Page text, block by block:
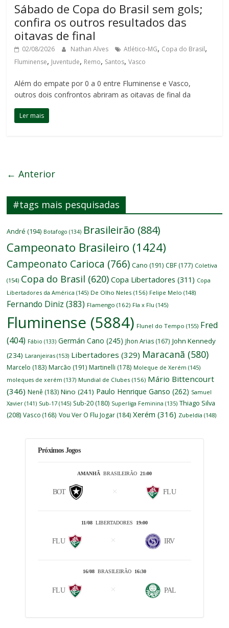
Sábado de Copa do Brasil sem gols;
confira os outros resultados das
oitavas de final
02/08/2026 Nathan Alves Atlético-MG, Copa do Brasil,
Fluminense, Juventude, Remo, Santos,Vasco
Além do empate por 0 a 0 entre Fluminense e Vasco,
outros dois confrontos abriram as oitavas de final da
Ler mais
← Anterior
#tags mais pesquisadas
André (194) Botafogo (134) Brasileirão (884)
Campeonato Brasileiro (1424)
Campeonato Carioca (766) Cano (191) CBF (177) Coletiva
(154) Copa do Brasil (620) Copa Libertadores (311) Copa
Libertadores da América (145) De Olho Neles (156) Felipe Melo (148)
Fernando Diniz (383) Flamengo (162) Fla x Flu (145)
Fluminense (5884) Flunel do Tempo (155) Fred
(404) Fábio (133) Germán Cano (245) Jhon Arias (167) John Kennedy
(234) Laranjeiras (153) Libertadores (329) Maracanã (580)
Marcelo (183) Marcão (191) Martinelli (178) Moleque de Xerém (145)
moleques de xerém (137) Mundial de Clubes (156) Mário Bittencourt
(346) Nenê (183) Nino (241) Paulo Henrique Ganso (262) Samuel
Xavier (141) Sub-17 (145) Sub-20 (180) Superliga Feminina (135) Thiago Silva
(208) Vasco (168) Vou Ver O Flu Jogar (184) Xerém (316) Zubeldía (148)
Próximos Jogos
AMANHÃBRASILEIRÃO 21:00
BOT FLU
11/08LIBERTADORES 19:00
FLU IRV
16/08BRASILEIRÃO 16:30
FLU PAL